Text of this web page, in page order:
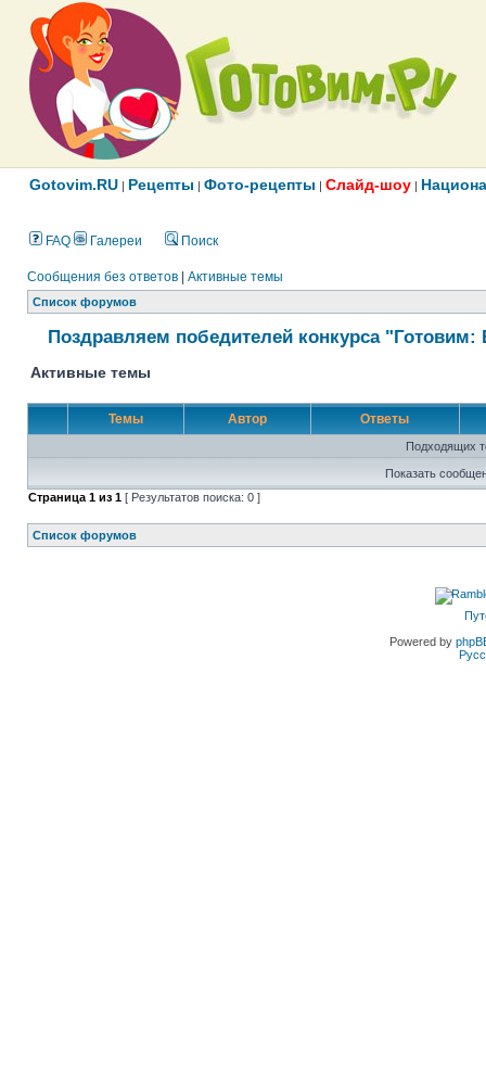
Gotovim.RU | Рецепты | Фото-рецепты | Слайд-шоу |
FAQ Галереи Поиск
Сообщения без ответов Активные темы
Список форумов
Поздравляем победителей конкурса
Активные темы
Темы Автор Ответы
Подходящих
Показать
Страница 1 из 1 [ Результатов поиска: 0 ]
Список форумов
Powered by